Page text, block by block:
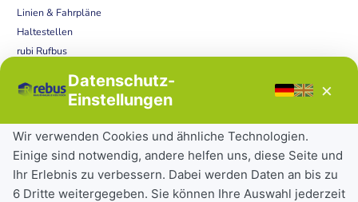
Linien & Fahrpläne
Haltestellen
rubi Rufbus
Störungen
Tickets & Tarife
Deutschlandticket
Schülerkarte
Einzeltickets
Datenschutz-
Einstellungen
×
Wir verwenden Cookies und ähnliche Technologien.
Einige sind notwendig, andere helfen uns, diese Seite und
Ihr Erlebnis zu verbessern. Dabei werden Daten an bis zu
6 Dritte weitergegeben. Sie können Ihre Auswahl jederzeit